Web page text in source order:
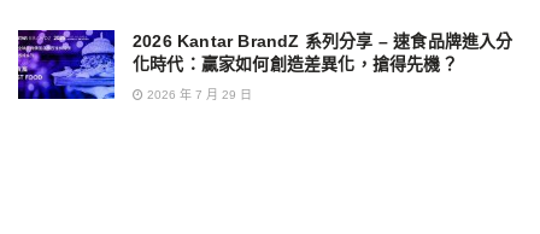
2026 Kantar BrandZ 系列分享 – 速食品牌進入分
化時代：贏家如何創造差異化，搶得先機？
2026 年 7 月 29 日